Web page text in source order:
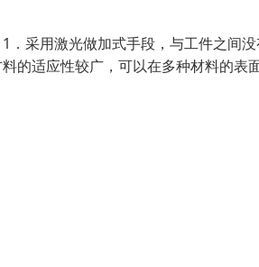
．采用激光做加式手段，与工件之间
的适应性较广，可以在多种材料的表